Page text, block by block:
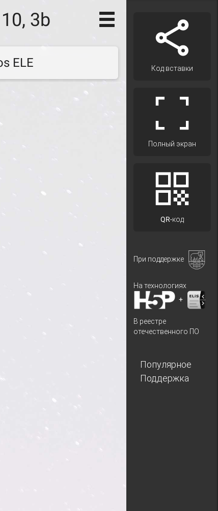
3b
ELE Код вставки
Полный экран
QR-код
При поддержке
На технологиях
+
В реестре
отечественного ПО
Популярное
Поддержка